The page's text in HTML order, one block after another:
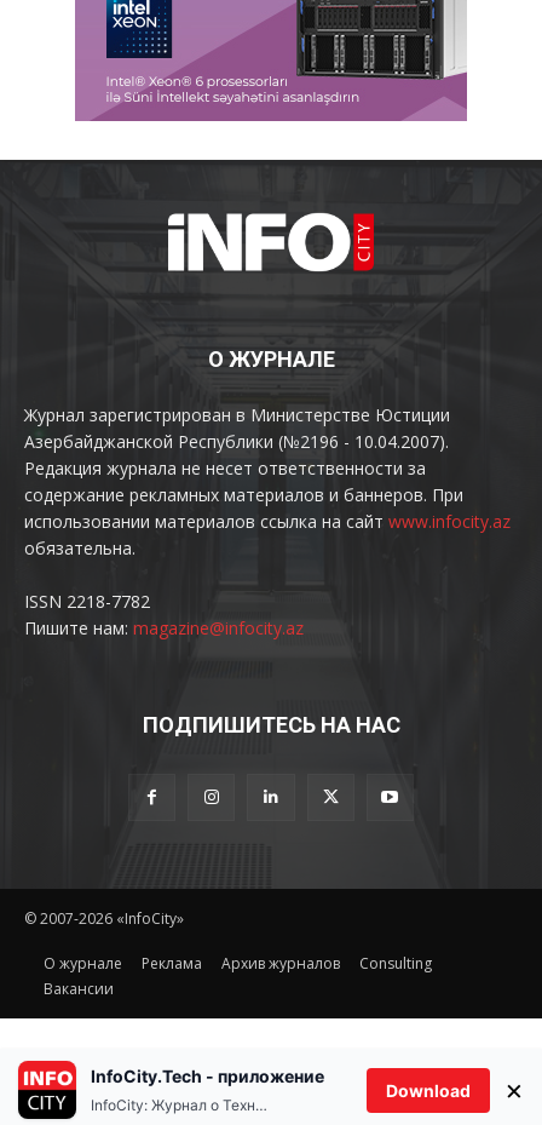
О ЖУРНАЛЕ
Журнал зарегистрирован в Министерстве Юстиции
Азербайджанской Республики (№2196 - 10.04.2007).
Редакция журнала не несет ответственности за
содержание рекламных материалов и баннеров. При
использовании материалов ссылка на сайт www.infocity.az
обязательна.
ISSN 2218-7782
Пишите нам: magazine@infocity.az
ПОДПИШИТЕСЬ НА НАС
© 2007-2026 «InfoCity»
O журнале Реклама Архив журналов
Consulting
Вакансии
Ethereum(ETH) $1,918.18 Tether(USDT)
InfoCity.Tech - приложение
InfoCity: Журнал о Технологиях
Download ×